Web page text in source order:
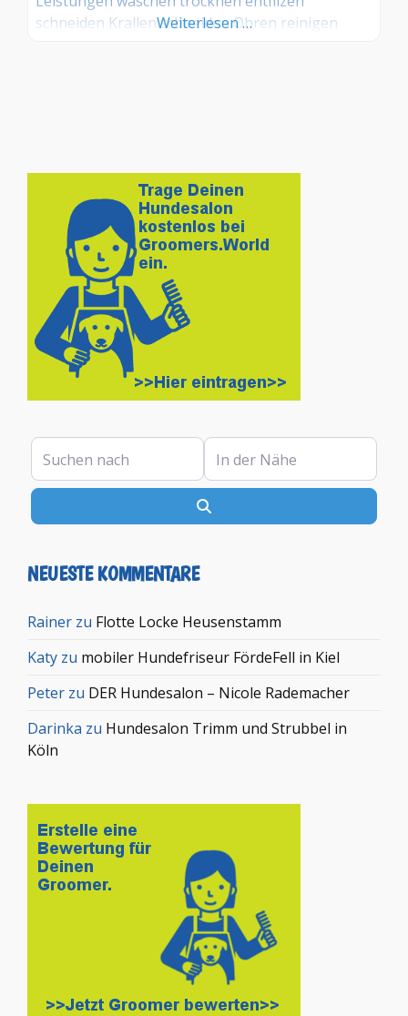
schneiden Krallen schneiden Ohren reinigen
Weiterlesen …
Suchen nach In der Nähe
NEUESTE KOMMENTARE
Rainer zu Flotte Locke Heusenstamm
Katy zu mobiler Hundefriseur FördeFell in Kiel
Peter zu DER Hundesalon – Nicole Rademacher
Darinka zu Hundesalon Trimm und Strubbel in
Köln